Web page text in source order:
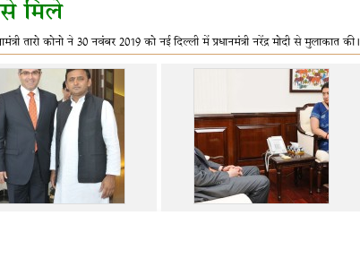
से मिले
तारो कोनो ने 30 नवंबर 2019 को नई दिल्ली में प्रधानमंत्री नरेंद्र मोदी से मुलाकात की।